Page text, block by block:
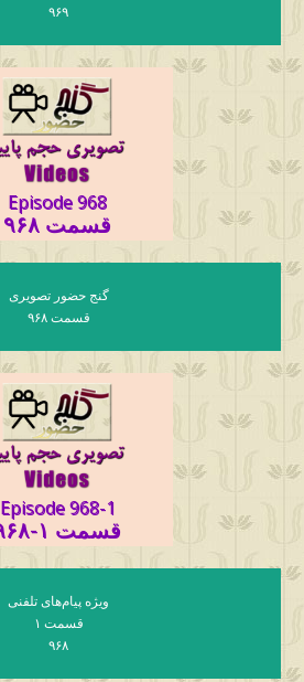
۹۶۹
Episode 968
قسمت ۹۶۸
گنج حضور تصویری
قسمت ۹۶۸
Episode 968-1
قسمت ۱-۹۶۸
ویژه پیام‌های تلفنی
قسمت ۱
۹۶۸